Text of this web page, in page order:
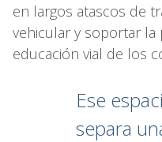
en largos atascos de
vehicular y soportar
educación vial de los
Ese
separa